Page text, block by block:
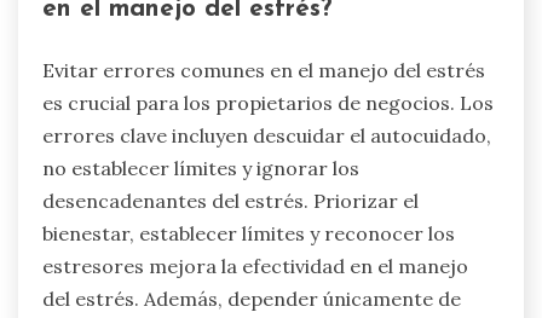
en el manejo del estrés?
Evitar errores comunes en el manejo del estrés
es crucial para los propietarios de negocios. Los
errores clave incluyen descuidar el autocuidado,
no establecer límites y ignorar los
desencadenantes del estrés. Priorizar el
bienestar, establecer límites y reconocer los
estresores mejora la efectividad en el manejo
del estrés. Además, depender únicamente de